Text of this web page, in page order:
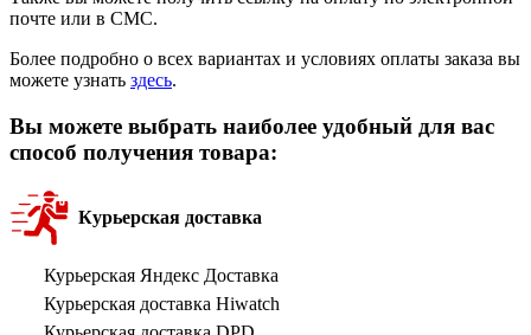
почте или в СМС.
Более подробно о всех вариантах и условиях оплаты заказа вы
можете узнать здесь.
Вы можете выбрать наиболее удобный для вас
способ получения товара:
Курьерская доставка
Курьерская Яндекс Доставка
Курьерская доставка Hiwatch